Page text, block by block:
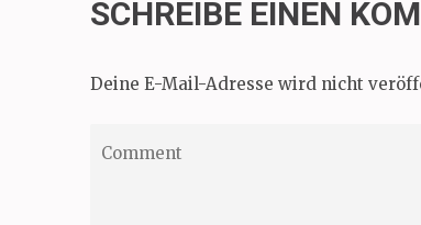
SCHREIBE EINEN
Deine E-Mail-Adresse wird nicht